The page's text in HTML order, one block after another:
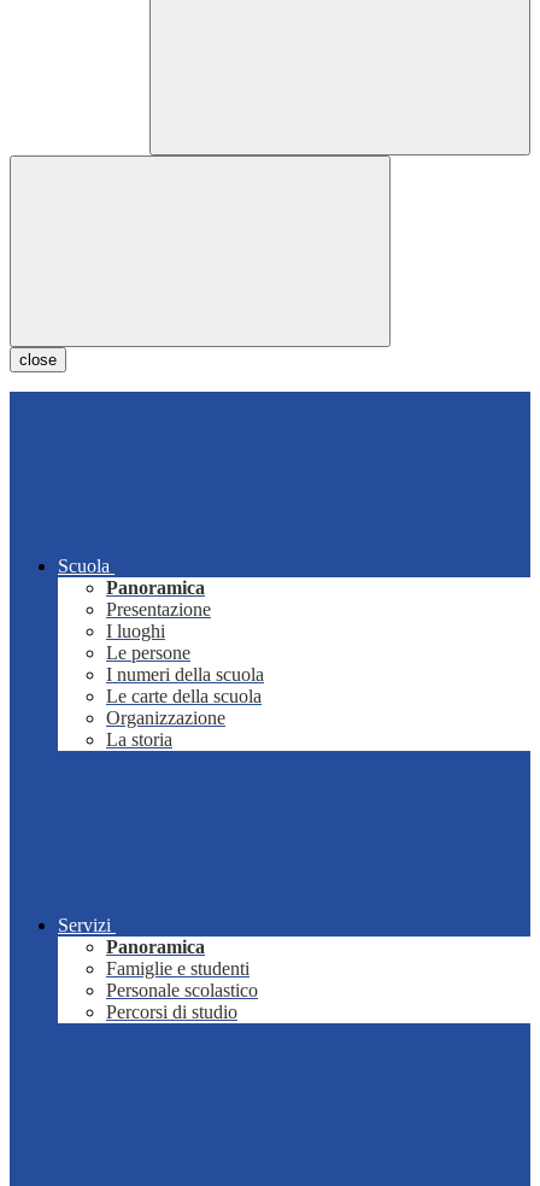
close
Scuola
Panoramica
Presentazione
I luoghi
Le persone
I numeri della scuola
Le carte della scuola
Organizzazione
La storia
Servizi
Panoramica
Famiglie e studenti
Personale scolastico
Percorsi di studio